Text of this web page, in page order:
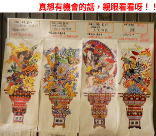
真想有機會的話，親眼看看呀！！